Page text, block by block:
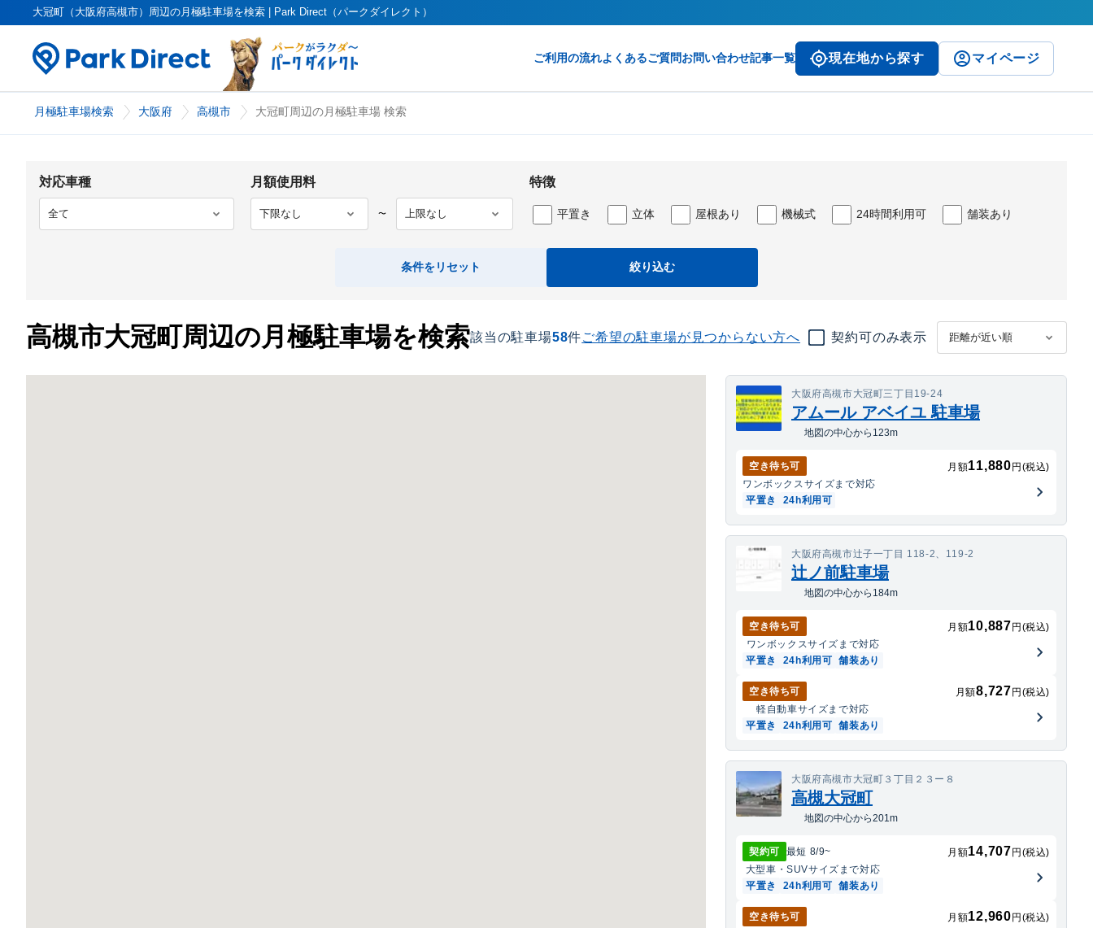
大冠町（大阪府高槻市）周辺の月極駐車場を検索 | Park Direct（パークダイレクト）
ご利用の流れよくあるご質問お問い合わせ記事一覧 現在地から探す マイページ
月極駐車場検索 大阪府 高槻市 大冠町周辺の月極駐車場 検索
対応車種 月額使用料
〜
特徴
平置き 立体 屋根あり 機械式 24時間利用可 舗装あり
条件をリセット 絞り込む
高槻市大冠町周辺の月極駐車場を検索該当の駐車場58件ご希望の駐車場が見つからない方へ 契約可のみ表示
大阪府高槻市大冠町三丁目19-24
アムール アベイユ 駐車場
地図の中心から123m
空き待ち可 月額11,880 円(税込)
ワンボックスサイズまで対応
平置き
24h利用可
大阪府高槻市辻子一丁目 118-2、119-2
辻ノ前駐車場
地図の中心から184m
空き待ち可 月額10,887 円(税込)
ワンボックスサイズまで対応
平置き
24h利用可 舗装あり
空き待ち可 月額8,727 円(税込)
軽自動車サイズまで対応
平置き
24h利用可 舗装あり
大阪府高槻市大冠町３丁目２３ー８
高槻大冠町
地図の中心から201m
契約可 最短 8/9~ 月額14,707 円(税込)
大型車・SUVサイズまで対応
平置き
24h利用可 舗装あり
空き待ち可 月額12,960 円(税込)